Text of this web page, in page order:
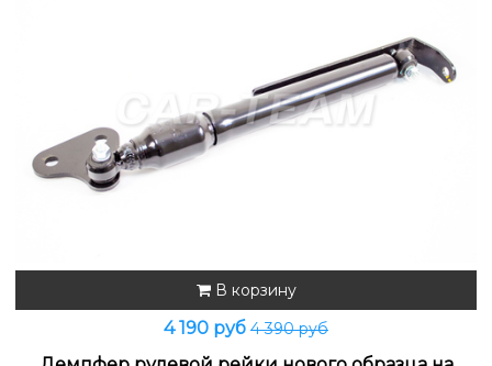
В корзину
4 190 руб 4 390 руб